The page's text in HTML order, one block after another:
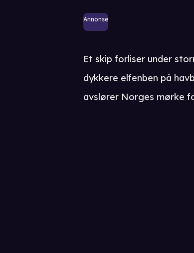
Annonse
Et skip forliser under
dykkere elfenben på
avslører Norges mørke